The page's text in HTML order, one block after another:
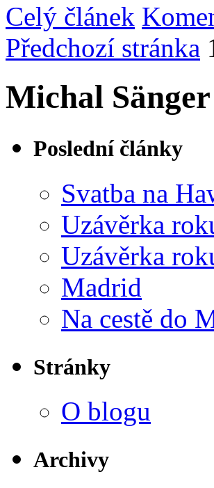
Celý článek
Předchozí stránka
Michal
Poslední články
Svatba na
Uzávěrka
Uzávěrka
Madrid
Na cestě do
Stránky
O blogu
Archivy